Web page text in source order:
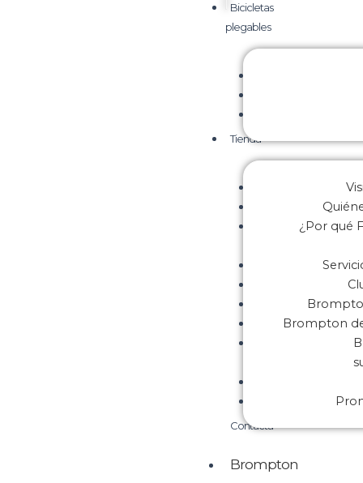
Bicicletas
plegables
Tienda
¿Por qué
Brompton
Contacta
Brompton